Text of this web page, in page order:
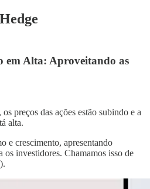
em Alta: Aproveitando as
preços das ações estão subindo e a
alta.
e crescimento, apresentando
os investidores. Chamamos isso de